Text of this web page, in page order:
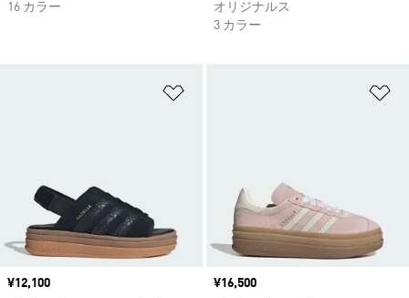
16 カラー
オリジナルス
3 カラー
価格
¥12,100
価格
¥16,500